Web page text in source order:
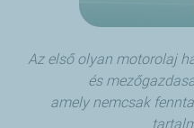
Az első olyan motorolaj
és
amely nemcsak